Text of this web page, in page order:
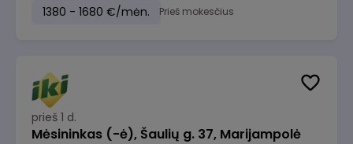
1380 - 1680 €/mėn. Prieš mokesčius
prieš 1 d.
Mėsininkas (-ė), Šaulių g. 37, Marijampolė